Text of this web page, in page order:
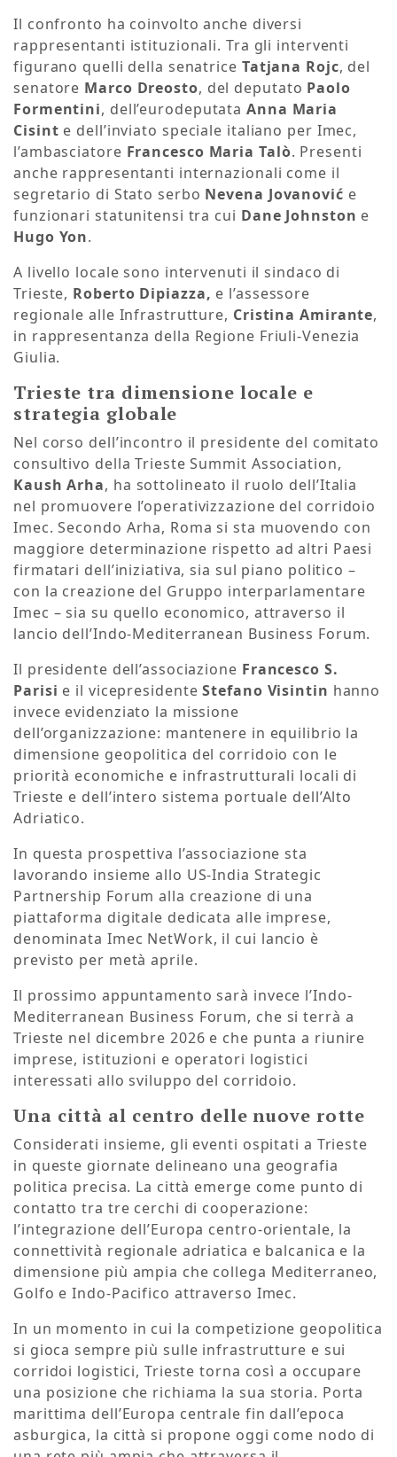
Il confronto ha coinvolto anche diversi
rappresentanti istituzionali. Tra gli interventi
figurano quelli della senatrice Tatjana Rojc, del
senatore Marco Dreosto, del deputato Paolo
Formentini, dell’eurodeputataAnna Maria
Cisint e dell’inviato speciale italiano per Imec,
l’ambasciatore Francesco Maria Talò. Presenti
anche rappresentanti internazionali come il
segretario di Stato serbo Nevena Jovanović e
funzionari statunitensi tra cui Dane Johnston e
Hugo Yon.
A livello locale sono intervenuti il sindaco di
Trieste, Roberto Dipiazza, e l’assessore
regionale alle Infrastrutture, Cristina Amirante,
in rappresentanza della Regione Friuli-Venezia
Giulia.
Trieste tra dimensione locale e
strategia globale
Nel corso dell’incontro il presidente del comitato
consultivo della Trieste Summit Association,
Kaush Arha, ha sottolineato il ruolo dell’Italia
nel promuovere l’operativizzazione del corridoio
Imec. Secondo Arha, Roma si sta muovendo con
maggiore determinazione rispetto ad altri Paesi
firmatari dell’iniziativa, sia sul piano politico –
con la creazione del Gruppo interparlamentare
Imec – sia su quello economico, attraverso il
lancio dell’Indo-Mediterranean Business Forum.
Il presidente dell’associazione Francesco S.
Parisi e il vicepresidenteStefano Visintin hanno
invece evidenziato la missione
dell’organizzazione: mantenere in equilibrio la
dimensione geopolitica del corridoio con le
priorità economiche e infrastrutturali locali di
Trieste e dell’intero sistema portuale dell’Alto
Adriatico.
In questa prospettiva l’associazione sta
lavorando insieme allo US-India Strategic
Partnership Forum alla creazione di una
piattaforma digitale dedicata alle imprese,
denominata Imec NetWork, il cui lancio è
previsto per metà aprile.
Il prossimo appuntamento sarà invece l’Indo-
Mediterranean Business Forum, che si terrà a
Trieste nel dicembre 2026 e che punta a riunire
imprese, istituzioni e operatori logistici
interessati allo sviluppo del corridoio.
Una città al centro delle nuove rotte
Considerati insieme, gli eventi ospitati a Trieste
in queste giornate delineano una geografia
politica precisa. La città emerge come punto di
contatto tra tre cerchi di cooperazione:
l’integrazione dell’Europa centro-orientale, la
connettività regionale adriatica e balcanica e la
dimensione più ampia che collega Mediterraneo,
Golfo e Indo-Pacifico attraverso Imec.
In un momento in cui la competizione geopolitica
si gioca sempre più sulle infrastrutture e sui
corridoi logistici, Trieste torna così a occupare
una posizione che richiama la sua storia. Porta
marittima dell’Europa centrale fin dall’epoca
asburgica, la città si propone oggi come nodo di